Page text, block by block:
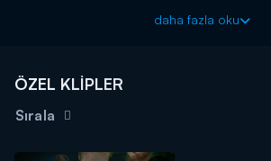
daha fazla oku
ÖZEL KLİPLER
Sırala